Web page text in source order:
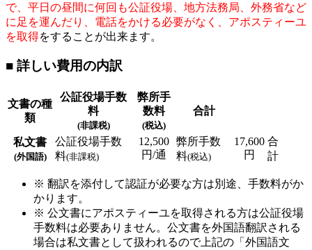
で、平日の昼間に何回も公証役場、地方法務局、外務省など
に足を運んだり、電話をかける必要がなく、アポスティーユ
を取得をすることが出来ます。
■ 詳しい費用の内訳
文書の種
類
公証役場手数
料
(非課税)
弊所手
数料
(税込)
合計
私文書
(外国語)
公証役場手数
料(非課税)
12,500
円/通
弊所手数
料(税込)
17,600
円
合
計
※ 翻訳を添付して認証が必要な方は別途、手数料がか
かります。
※ 公文書にアポスティーユを取得される方は公証役場
手数料は必要ありません。公文書を外国語翻訳される
場合は私文書として扱われるので上記の「外国語文